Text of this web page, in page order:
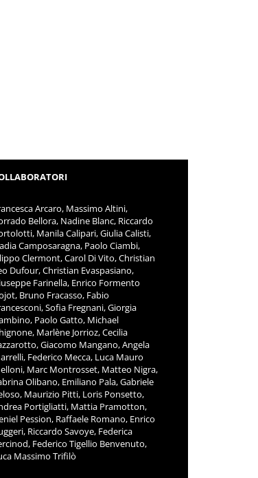
Arcaro, Massimo Altini,
Bellora, Nadine Blanc, Riccardo
Manila Calipari, Giulia Calisti,
Camposaragna, Paolo Ciambi,
Clermont, Carol Di Vito, Christian
Dufour, Christian Evaspasiano,
Farinella, Enrico Formento
Bruno Fracasso, Fabio
Sofia Fregnani, Giorgia
Paolo Gatto, Michael
Marlène Jorrioz, Cecilia
Giacomo Mangano, Angela
Federico Mecca, Luca Mauro
Marc Montrosset, Matteo Nigra,
Olibano, Emiliano Pala, Gabriele
Maurizio Pitti, Loris Ponsetto,
Portigliatti, Mattia Pramotton,
Pession, Raffaele Romano, Enrico
Riccardo Savoye, Federica
Federico Tigellio Benvenuto,
Massimo Trifilò